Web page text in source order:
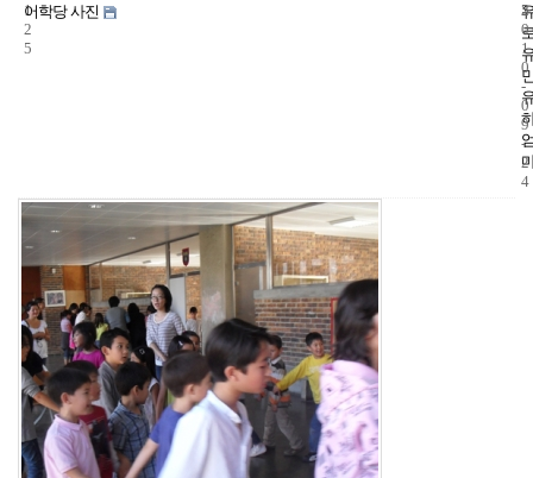
1
2
5
어학당 사진 5
2
0
1
0
-
0
9
-
2
4